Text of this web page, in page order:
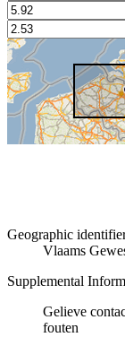
Geographic
Vlaams
Supplemental
Gelieve
fouten